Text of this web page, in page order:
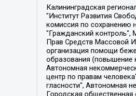
Калининградская региональная общественная организация "Экозащита!-Женсовет", Фонд содействия защите прав и свобод граждан "Общественный вердикт", Фонд "Институт Развития Свободы Информации", Частное учреждение "Информационное агентство МЕМО. РУ", Региональная общественная организация "Общественная комиссия по сохранению наследия академика Сахарова", Фонд поддержки свободы прессы, Санкт-Петербургская общественная правозащитная организация "Гражданский контроль", Межрегиональная общественная организация "Информационно-просветительский центр "Мемориал", Региональный Фонд "Центр Защиты Прав Средств Массовой Информации", с 05.12.2023 Фонд "Центр Защиты Прав Средств массовой информации", Региональная общественная благотворительная организация помощи беженцам и мигрантам "Гражданское содействие", Негосударственное образовательное учреждение дополнительного профессионального образования (повышение квалификации) специалистов "АКАДЕМИЯ ПО ПРАВАМ ЧЕЛОВЕКА", Свердловская региональная общественная организация "Сутяжник", Автономная некоммерческая организация "Центр независимых социологических исследований", Союз общественных объединений "Российский исследовательский центр по правам человека", Региональное общественное учреждение научно-информационный центр "МЕМОРИАЛ", Некоммерческая организация "Фонд защиты гласности", Автономная некоммерческая организация "Институт прав человека", Городская общественная организация "Екатеринбургское общество "МЕМОРИАЛ", Городская общественная организация "Рязанское